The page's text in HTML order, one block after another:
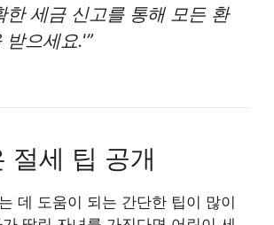
한 세금 신고를 통해 모든 환
받으세요.'”
절세 팁 공개
데 도움이 되는 간단한 팁이 많이